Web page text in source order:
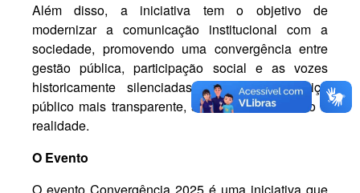
Além disso, a iniciativa tem o objetivo de
modernizar a comunicação institucional com a
sociedade, promovendo uma convergência entre
gestão pública, participação social e as vozes
historicamente silenciadas, tornando o serviço
público mais transparente, sensível e conectado à
realidade.
O Evento